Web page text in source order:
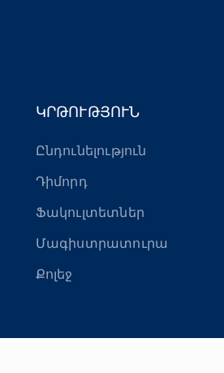
ԿՐԹՈՒԹՅՈՒՆ
Ընդունելություն
Դիմորդ
Ֆակուլտետներ
Մագիստրատուրա
Քոլեջ